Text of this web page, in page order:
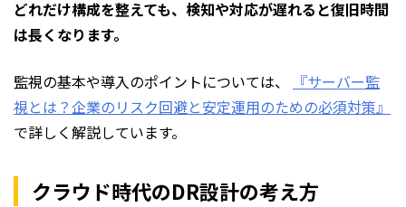
どれだけ構成を整えても、検知や対応が遅れると復旧時間
は長くなります。
監視の基本や導入のポイントについては、
『サーバー監
視とは？企業のリスク回避と安定運用のための必須対策』
で詳しく解説しています。
クラウド時代のDR設計の考え方